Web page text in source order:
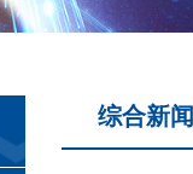
综合新闻